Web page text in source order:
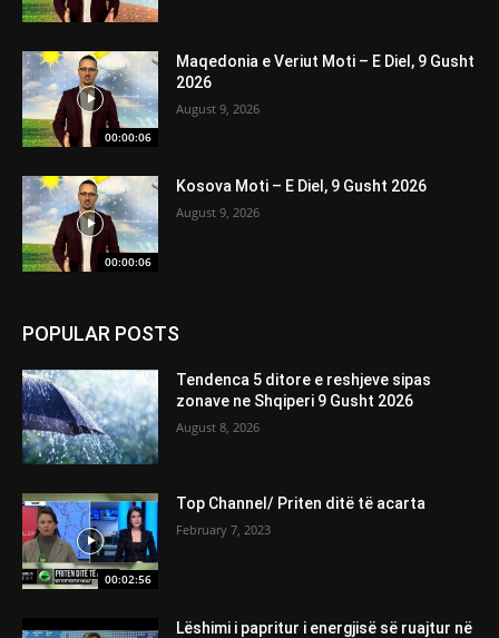
00:00:06
Maqedonia e Veriut Moti – E Diel, 9 Gusht
2026
August 9, 2026
00:00:06
Kosova Moti – E Diel, 9 Gusht 2026
August 9, 2026
POPULAR POSTS
Tendenca 5 ditore e reshjeve sipas
zonave ne Shqiperi 9 Gusht 2026
August 8, 2026
00:02:56
Top Channel/ Priten ditë të acarta
February 7, 2023
Lëshimi i papritur i energjisë së ruajtur në